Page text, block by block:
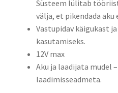
Süsteem lülitab
välja, et pikendada aku
Vastupidav käigukast
kasutamiseks.
12V max
Aku ja laadijata mudel
laadimisseadmeta.